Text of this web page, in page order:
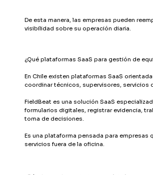
De esta manera, las empresas pueden
visibilidad sobre su operación diaria.
¿Qué plataformas SaaS para gestión de
En Chile existen plataformas SaaS
coordinar técnicos, supervisores, servicios
FieldBeat es una solución SaaS
formularios digitales, registrar evidencia,
toma de decisiones.
Es una plataforma pensada para
servicios fuera de la oficina.